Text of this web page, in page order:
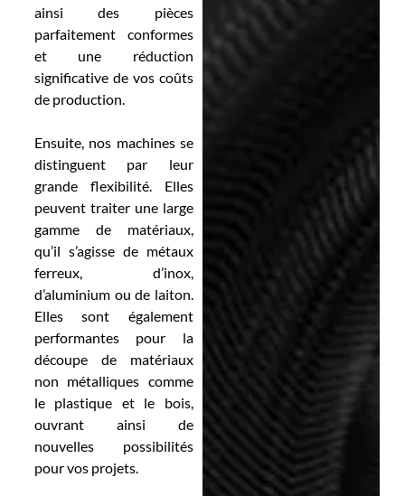
ainsi des pièces
parfaitement conformes
et une réduction
significative de vos coûts
de production.
Ensuite, nos machines se
distinguent par leur
grande flexibilité. Elles
peuvent traiter une large
gamme de matériaux,
qu’il s’agisse de métaux
ferreux, d’inox,
d’aluminium ou de laiton.
Elles sont également
performantes pour la
découpe de matériaux
non métalliques comme
le plastique et le bois,
ouvrant ainsi de
nouvelles possibilités
pour vos projets.